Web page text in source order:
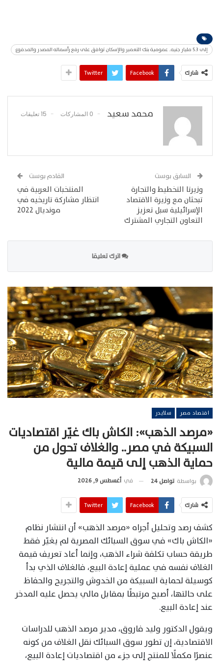
إلى 5.3 مليار جنيه.. عمومية بنك التعمير والإسكان توافق على رفع رأسماله المصدر والمدفوع
شارك Facebook
Twitter
محمد سعيد 0 المشاركات 15 تعليقات
السابق بوست
وزيرتا التخطيط والتجارة
تبحثان مع وزيرة الاقتصاد
الإسرائيلية سبل تعزيز
التعاون التجاري المشترك
القادم بوست
المنتخبات العربية في
انتظار مشاركة تاريخيه في
مونديال 2022
اترك تعليقا
اقتصاد مصر سلايدر
«مرصد الذهب»: الكاش باك غيّر اقتصاديات
السبيكة في مصر.. والغلاف تحول من
حماية الذهب إلى قيمة مالية
بواسطة تواصل 24 في أغسطس 9, 2026
شارك Facebook
Twitter
كشف رصد وتحليل أجراه «مرصد الذهب» أن انتشار نظام
«الكاش باك» في سوق السبائك المصرية لم يغيّر فقط
طريقة حساب تكلفة شراء الذهب، وإنما أعاد تعريف قيمة
الغلاف نفسه في عملية إعادة البيع، فالغلاف الذي بدأ
كوسيلة لحماية السبيكة من الخدوش والتجريح والحفاظ
على حالتها، أصبح مرتبطًا بمقابل مالي يحصل عليه المدخر
عند إعادة البيع.
ويقول الدكتور وليد فاروق، مدير مرصد الذهب للدراسات
الاقتصادية، إن تطور سوق السبائك نقل الغلاف من كونه
عنصرًا مكملًا للمنتج إلى جزء من اقتصاديات إعادة البيع،